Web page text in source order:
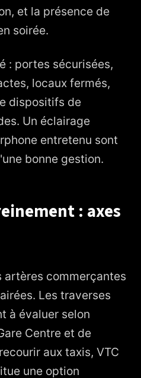
et la présence de
soirée.
: portes sécurisées,
locaux fermés,
dispositifs de
Un éclairage
entretenu sont
bonne gestion.
: axes
commerçantes
Les traverses
à évaluer selon
Centre et de
aux taxis, VTC
une option